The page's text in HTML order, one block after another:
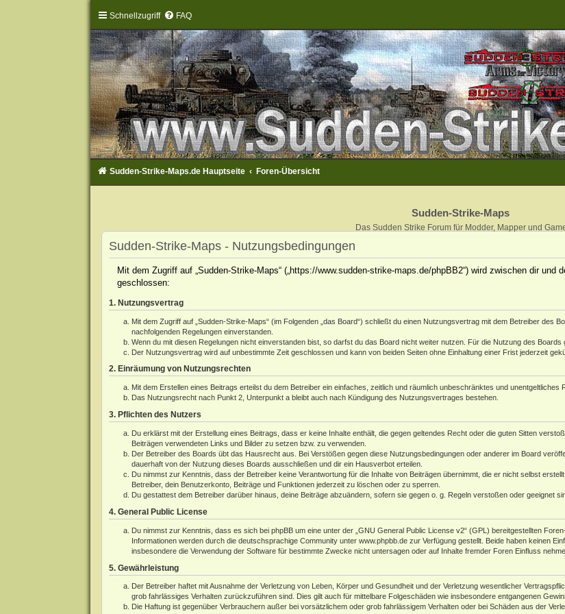
Schnellzugriff FAQ
Sudden-Strike-Maps.de Hauptseite Foren-Übersicht
Sudden-Strike-Maps
Das Sudden Strike Forum für Modder, Mapper und
Sudden-Strike-Maps - Nutzungsbedingungen
Mit dem Zugriff auf „Sudden-Strike-Maps“ („https://www.sudden-strike-maps.de/phpBB2“) wird zwischen dir und
geschlossen:
1. Nutzungsvertrag
Mit dem Zugriff auf „Sudden-Strike-Maps“ (im Folgenden „das Board“) schließt du einen Nutzungsvertrag mit dem Betreiber des
nachfolgenden Regelungen einverstanden.
Wenn du mit diesen Regelungen nicht einverstanden bist, so darfst du das Board nicht weiter nutzen. Für die Nutzung des Boards
Der Nutzungsvertrag wird auf unbestimmte Zeit geschlossen und kann von beiden Seiten ohne Einhaltung einer Frist jederzeit
2. Einräumung von Nutzungsrechten
Mit dem Erstellen eines Beitrags erteilst du dem Betreiber ein einfaches, zeitlich und räumlich unbeschränktes und unentgeltliches
Das Nutzungsrecht nach Punkt 2, Unterpunkt a bleibt auch nach Kündigung des Nutzungsvertrages bestehen.
3. Pflichten des Nutzers
Du erklärst mit der Erstellung eines Beitrags, dass er keine Inhalte enthält, die gegen geltendes Recht oder die guten Sitten
Beiträgen verwendeten Links und Bilder zu setzen bzw. zu verwenden.
Der Betreiber des Boards übt das Hausrecht aus. Bei Verstößen gegen diese Nutzungsbedingungen oder anderer im Board
dauerhaft von der Nutzung dieses Boards ausschließen und dir ein Hausverbot erteilen.
Du nimmst zur Kenntnis, dass der Betreiber keine Verantwortung für die Inhalte von Beiträgen übernimmt, die er nicht selbst
Betreiber, dein Benutzerkonto, Beiträge und Funktionen jederzeit zu löschen oder zu sperren.
Du gestattest dem Betreiber darüber hinaus, deine Beiträge abzuändern, sofern sie gegen o. g. Regeln verstoßen oder geeignet
4. General Public License
Du nimmst zur Kenntnis, dass es sich bei phpBB um eine unter der „ GNU General Public License v2“ (GPL) bereitgestellten
Informationen werden durch die deutschsprachige Community unter www.phpbb.dezur Verfügung gestellt. Beide haben keinen
insbesondere die Verwendung der Software für bestimmte Zwecke nicht untersagen oder auf Inhalte fremder Foren Einfluss
5. Gewährleistung
Der Betreiber haftet mit Ausnahme der Verletzung von Leben, Körper und Gesundheit und der Verletzung wesentlicher
grob fahrlässiges Verhalten zurückzuführen sind. Dies gilt auch für mittelbare Folgeschäden wie insbesondere entgangenen
Die Haftung ist gegenüber Verbrauchern außer bei vorsätzlichem oder grob fahrlässigem Verhalten oder bei Schäden aus der